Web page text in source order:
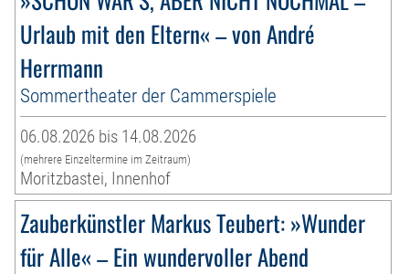
Urlaub mit den Eltern« – von André
Herrmann
Sommertheater der Cammerspiele
06.08.2026 bis 14.08.2026
(mehrere Einzeltermine im Zeitraum)
Moritzbastei, Innenhof
Zauberkünstler Markus Teubert: »Wunder
für Alle« – Ein wundervoller Abend